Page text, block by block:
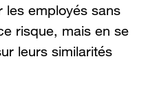
les employés sans
risque, mais en se
leurs similarités